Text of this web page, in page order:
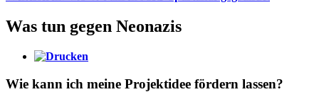
Was tun gegen Neonazis
Wie kann ich meine Projektidee fördern lassen?